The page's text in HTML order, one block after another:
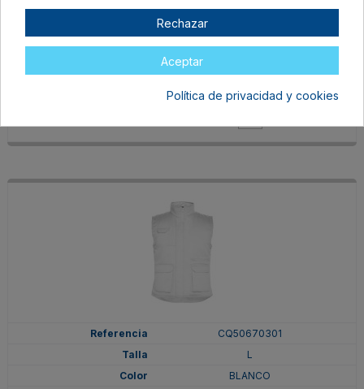
M
En stock
26,43 €
CQ50670301
L
BLANCO
Rechazar
Aceptar
Política de privacidad y cookies